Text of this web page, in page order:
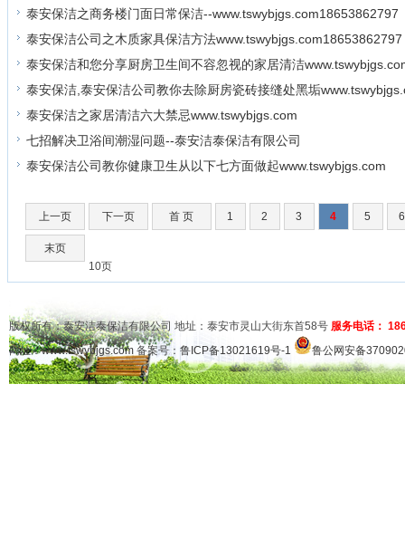
泰安保洁之商务楼门面日常保洁--www.tswybjgs.com18653862797
泰安保洁公司之木质家具保洁方法www.tswybjgs.com18653862797
泰安保洁和您分享厨房卫生间不容忽视的家居清洁
泰安保洁,泰安保洁公司教你去除厨房瓷砖接缝处黑垢
泰安保洁之家居清洁六大禁忌www.tswybjgs.com
七招解决卫浴间潮湿问题--泰安洁泰保洁有限公司
泰安保洁公司教你健康卫生从以下七方面做起www.tswybjgs.com
上一页 下一页 首 页 1 2 3 4 5 6
末页
10页
版权所有：泰安洁泰保洁有限公司 地址：泰安市灵山大街东首58号 服务电话：
网址：www.tswybjgs.com备案号： 鲁ICP备13021619号-1 鲁公网安备